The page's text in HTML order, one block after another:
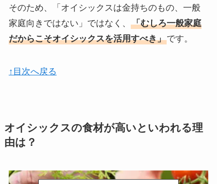
そのため、「オイシックスは金持ちのもの、一般
家庭向きではない」ではなく、 「むしろ一般家庭
だからこそオイシックスを活用すべき」です。
↑目次へ戻る
オイシックスの食材が高いといわれる理
由は？